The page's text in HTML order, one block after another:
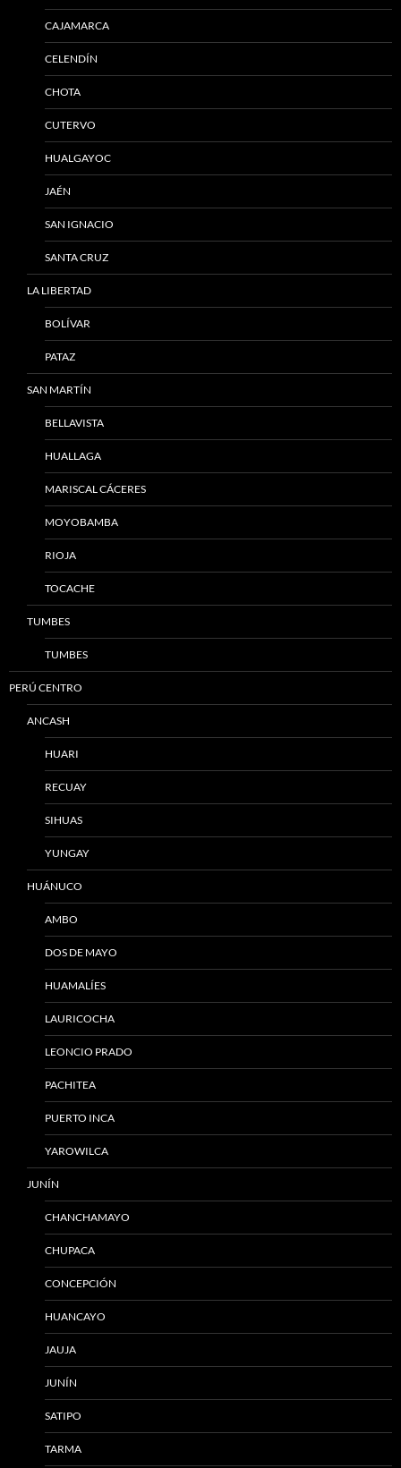
CAJAMARCA
CELENDÍN
CHOTA
CUTERVO
HUALGAYOC
JAÉN
SAN IGNACIO
SANTA CRUZ
LA LIBERTAD
BOLÍVAR
PATAZ
SAN MARTÍN
BELLAVISTA
HUALLAGA
MARISCAL CÁCERES
MOYOBAMBA
RIOJA
TOCACHE
TUMBES
TUMBES
PERÚ CENTRO
ANCASH
HUARI
RECUAY
SIHUAS
YUNGAY
HUÁNUCO
AMBO
DOS DE MAYO
HUAMALÍES
LAURICOCHA
LEONCIO PRADO
PACHITEA
PUERTO INCA
YAROWILCA
JUNÍN
CHANCHAMAYO
CHUPACA
CONCEPCIÓN
HUANCAYO
JAUJA
JUNÍN
SATIPO
TARMA